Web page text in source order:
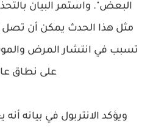
البعض". واستمر البيان
مثل هذا الحدث يمكن أن تصل
تسبب في انتشار المرض
على نطاق
ويؤكد الانتربول في بيانه